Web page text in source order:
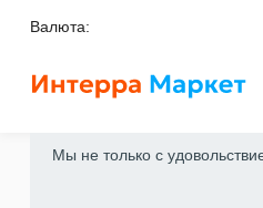
Валюта:
Мы не только с